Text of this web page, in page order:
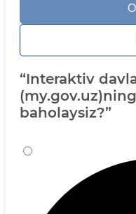
“Interaktiv
baholaysiz?”